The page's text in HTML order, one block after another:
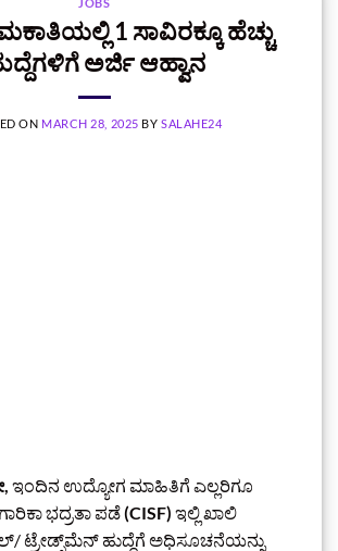
1 ಸಾವಿರಕ್ಕೂ ಹೆಚ್ಚು
ಅರ್ಜಿ ಆಹ್ವಾನ
ON MARCH 28, 2025 BYSALAHE24
ಇಂದಿನ ಉದ್ಯೋಗ ಮಾಹಿತಿಗೆ ಎಲ್ಲರಿಗೂ
ಭದ್ರತಾ ಪಡೆ(CISF) ಇಲ್ಲಿ ಖಾಲಿ
ಟ್ರೇಡ್ಸ್‌ಮೆನ್ ಹುದ್ದೆಗೆ ಅಧಿಸೂಚನೆಯನ್ನು